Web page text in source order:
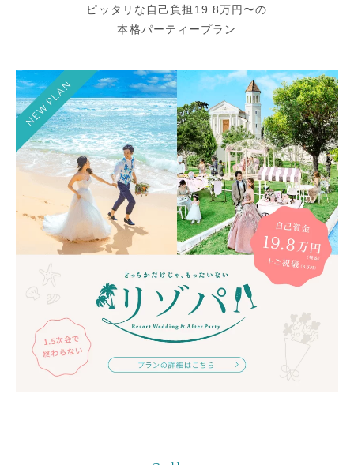
ピッタリな 自己負担19.8万円〜の
本格パーティープラン